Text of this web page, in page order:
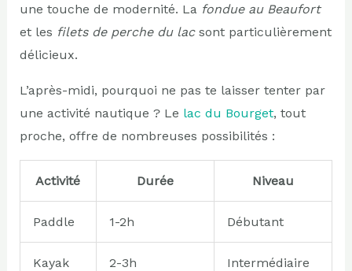
une touche de modernité. La fondue au Beaufort
et les filets de perche du lacsont particulièrement
délicieux.
L’après-midi, pourquoi ne pas te laisser tenter par
une activité nautique ? Le lac du Bourget, tout
proche, offre de nombreuses possibilités :
Activité Durée Niveau
Paddle 1-2h Débutant
Kayak 2-3h Intermédiaire